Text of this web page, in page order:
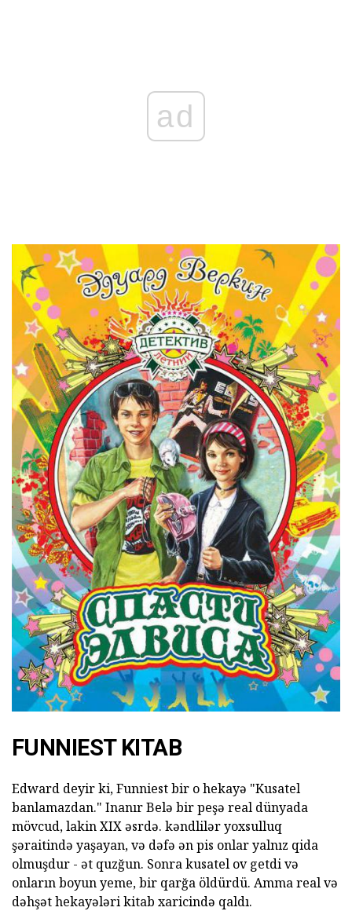
ad
FUNNIEST KITAB
Edward deyir ki, Funniest bir o hekayə "Kusatel
banlamazdan." Inanır Belə bir peşə real dünyada
mövcud, lakin XIX əsrdə. kəndlilər yoxsulluq
şəraitində yaşayan, və dəfə ən pis onlar yalnız qida
olmuşdur - ət quzğun. Sonra kusatel ov getdi və
onların boyun yeme, bir qarğa öldürdü. Amma real və
dəhşət hekayələri kitab xaricində qaldı.